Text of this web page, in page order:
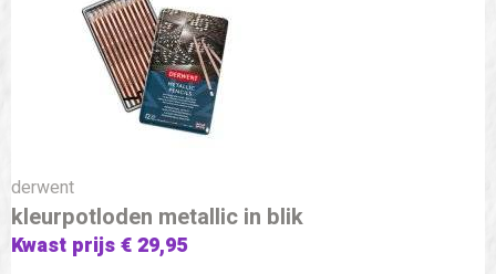
derwent
kleurpotloden metallic in blik
Kwast prijs € 29,95